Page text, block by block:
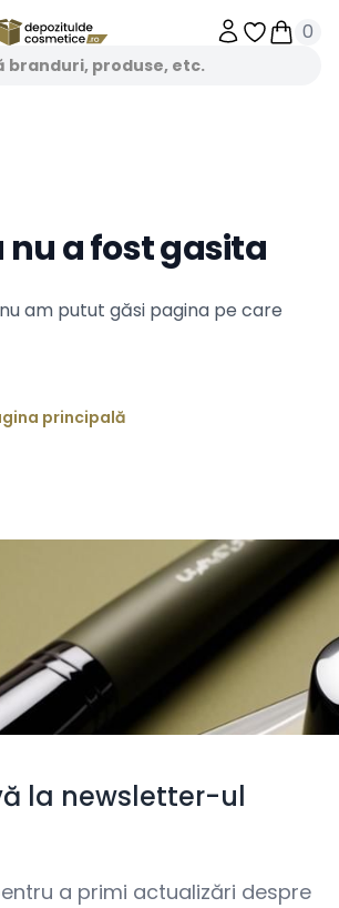
Obiecte
0
nu a fost gasita
am putut găsi pagina pe care
principală
la newsletter-ul
a primi actualizări despre